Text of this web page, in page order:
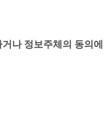
나 정보주체의 동의에